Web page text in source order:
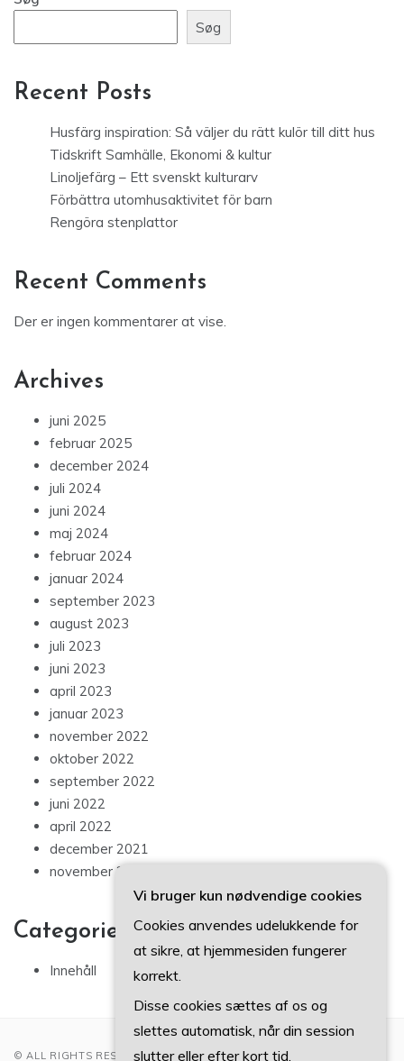
Søg
Recent Posts
Husfärg inspiration: Så väljer du rätt kulör till ditt hus
Tidskrift Samhälle, Ekonomi & kultur
Linoljefärg – Ett svenskt kulturarv
Förbättra utomhusaktivitet för barn
Rengöra stenplattor
Recent Comments
Der er ingen kommentarer at vise.
Archives
juni 2025
februar 2025
december 2024
juli 2024
juni 2024
maj 2024
februar 2024
januar 2024
september 2023
august 2023
juli 2023
juni 2023
april 2023
januar 2023
november 2022
oktober 2022
september 2022
juni 2022
april 2022
december 2021
november 2021
Categories
Innehåll
© ALL RIGHTS RESERVED 2022
Vi bruger kun nødvendige cookies
Cookies anvendes udelukkende for
at sikre, at hjemmesiden fungerer
korrekt.
Disse cookies sættes af os og
slettes automatisk, når din session
slutter eller efter kort tid.